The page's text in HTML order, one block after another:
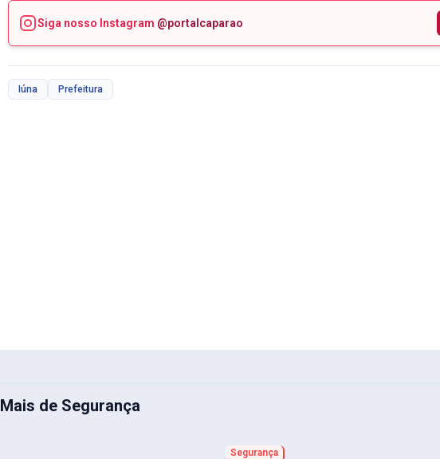
Siga nosso Instagram @portalcaparao
Iúna Prefeitura
Mais de Segurança
Segurança